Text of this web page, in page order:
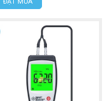
ĐẶT MUA